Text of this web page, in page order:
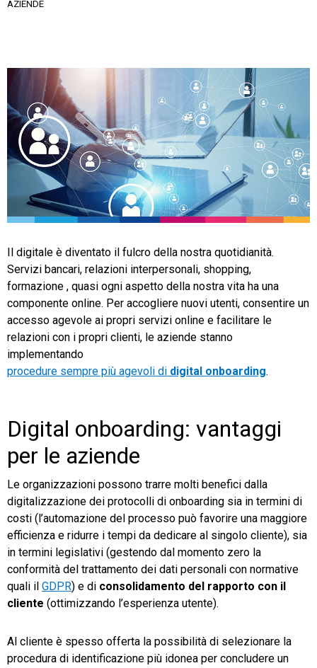
Fatturazione
Financial Solutions
HR
Trust Services
TeamSystem Corporate
TeamSystem Store
AZIENDE
Il digitale è diventato il fulcro della nostra quotidianità.
Servizi bancari, relazioni interpersonali, shopping,
formazione , quasi ogni aspetto della nostra vita ha una
componente online. Per accogliere nuovi utenti, consentire un
accesso agevole ai propri servizi online e facilitare le
relazioni con i propri clienti, le aziende stanno
implementando
procedure sempre più agevoli di digital onboarding.
Digital onboarding: vantaggi
per le aziende
Le organizzazioni possono trarre molti benefici dalla
digitalizzazione dei protocolli di onboarding sia in termini di
costi (l’automazione del processo può favorire una maggiore
efficienza e ridurre i tempi da dedicare al singolo cliente), sia
in termini legislativi (gestendo dal momento zero la
conformità del trattamento dei dati personali con normative
quali il GDPR) e di consolidamento del rapporto con il
cliente (ottimizzando l’esperienza utente).
Al cliente è spesso offerta la possibilità di selezionare la
procedura di identificazione più idonea per concludere un